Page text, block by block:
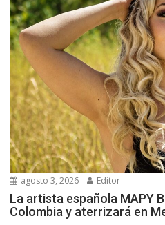
agosto 3, 2026 Editor
La artista española MAPY
Colombia y aterrizará en